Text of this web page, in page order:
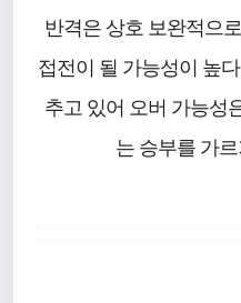
반격은 상호 보완적으
접전이 될 가능성이 높
추고 있어 오버 가능성
는 승부를 가